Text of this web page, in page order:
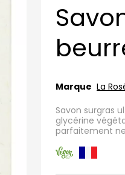
Marque La
Savon surgras
glycérine
parfaitement